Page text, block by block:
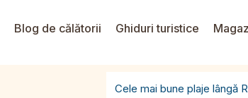
Blog de călătorii Ghiduri turistice
Cele mai bune plaje lângă